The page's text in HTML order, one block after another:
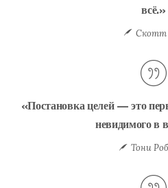
всё.»
Скотт
«Постановка целей — это
невидимого в
Тони